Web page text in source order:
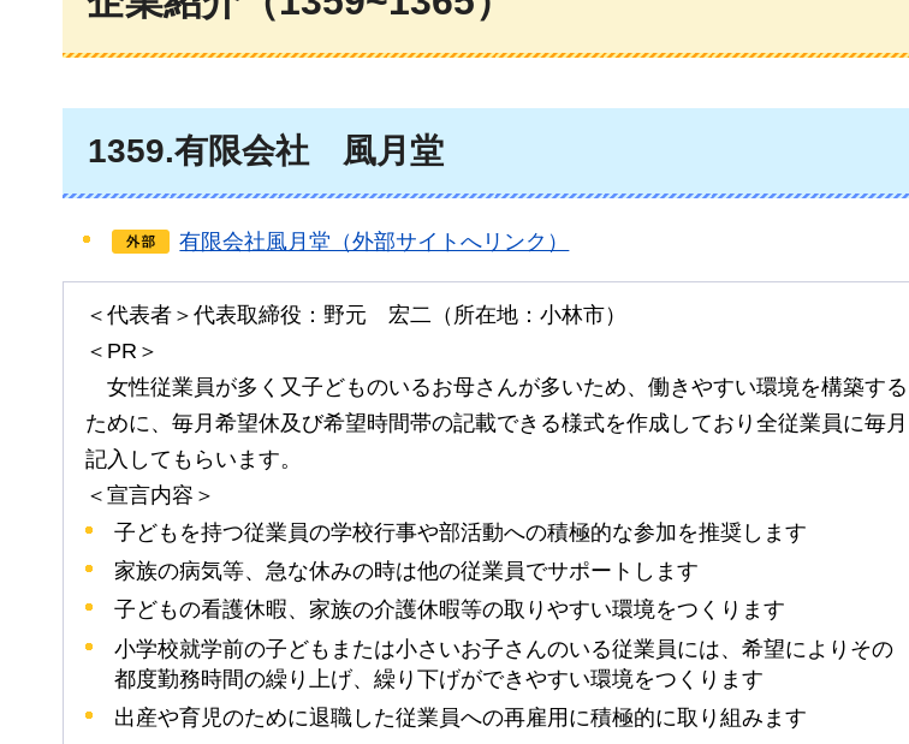
1359.有限会社 風月堂
有限会社風月堂（外部サイトへリンク）
＜代表者＞代表取締役：野元 宏二 （所在地：小林市）
＜PR＞
女性従業員が多く又子どものいるお母さんが多いため、働きやすい環境を構築する
ために、毎月希望休及び希望時間帯の記載できる様式を作成しており全従業員に毎月
記入してもらいます。
＜宣言内容＞
子どもを持つ従業員の学校行事や部活動への積極的な参加を推奨します
家族の病気等、急な休みの時は他の従業員でサポートします
子どもの看護休暇、家族の介護休暇等の取りやすい環境をつくります
小学校就学前の子どもまたは小さいお子さんのいる従業員には、希望によりその
都度勤務時間の繰り上げ、繰り下げができやすい環境をつくります
出産や育児のために退職した従業員への再雇用に積極的に取り組みます